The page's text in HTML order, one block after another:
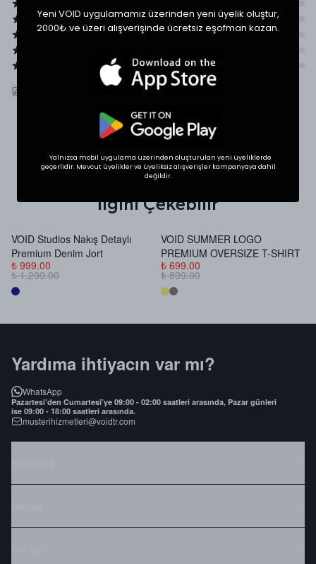
SHOP THE LOOK
İlgini Çekebilir
VOID Studios Nakış Detaylı
Premium Denim Jort
₺ 999.00
₺ 1,299.00
VOID SUMMER LOGO
PREMIUM OVERSIZE T-SHIRT
₺ 699.00
₺ 899.00
Yardıma ihtiyacın var mı?
WhatsApp
Pazartesi’den Cumartesi’ye 09:00 - 02:00 saatleri arasında, Pazar günleri
ise 09:00 - 18:00 saatleri arasında.
musterihizmetleri@voidtr.com
Yeni VOID uygulamamız üzerinden yeni üyelik oluştur,
2000₺ ve üzeri alışverişinde ücretsiz eşofman kazan.
Yalnızca mobil uygulama üzerinden oluşturulan yeni üyeliklerde
geçerlidir. Mevcut üyelikler ve üyeliksiz alışverişler kampanyaya dahil
değildir.